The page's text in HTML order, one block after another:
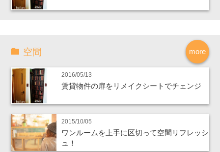
more
空間
2016/05/13
賃貸物件の扉をリメイクシートでチェンジ
2015/10/05
ワンルームを上手に区切って空間リフレッシ
ュ！